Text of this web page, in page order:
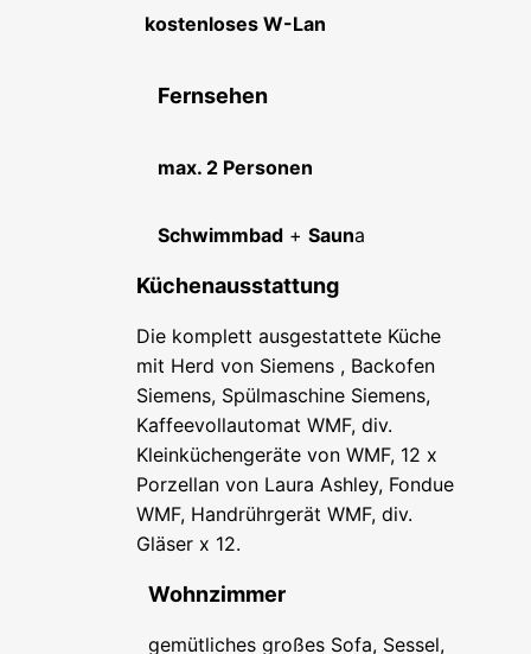
kostenloses W-Lan
Fernsehen
max. 2 Personen
Schwimmbad+ Sauna
Küchenausstattung
Die komplett ausgestattete Küche
mit Herd von Siemens , Backofen
Siemens, Spülmaschine Siemens,
Kaffeevollautomat WMF, div.
Kleinküchengeräte von WMF, 12 x
Porzellan von Laura Ashley, Fondue
WMF, Handrührgerät WMF, div.
Gläser x 12.
Wohnzimmer
gemütliches großes Sofa, Sessel,